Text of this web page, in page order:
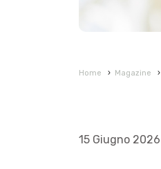
Home › Magazine ›
15 Giugno 2026